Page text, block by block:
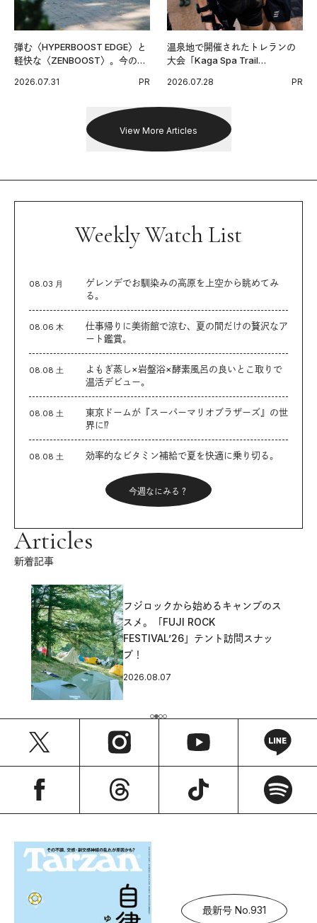
弾む〈HYPERBOOST EDGE〉と
軽快な〈ZENBOOST〉。今の時
出した新機軸。
2026.07.31 PR
温泉地で開催されたトレランの
大会「Kaga Spa Trail
戦を夢見るランナーたちの奮闘
2026.07.28 PR
View More Articles
Weekly Watch List
08.03 月
ゲレンデでお馴染みの高原を上空から眺めてみ
る。
08.06 木
仕事帰りに美術館で涼む、夏の間だけの贅沢なア
ート鑑賞。
08.08 土
よもぎ蒸し×岩盤浴×酵素風呂の良いとこ取りで
温活デビュー。
08.08 土
東京ドームが『スーパーマリオブラザーズ』の世
界に⁉︎
08.08 土 効率的なビタミン補給で夏を快適に乗り切る。
今週なにみる？
Articles
新着記事
フジロックから始めるキャンプのス
スメ。「FUJI ROCK
FESTIVAL’26」テント訪問スナッ
プ！
2026.08.07
最新号 No.931